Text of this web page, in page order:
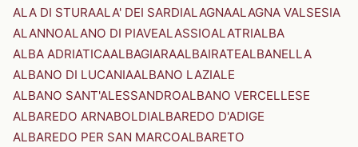
ALA DI STURAALA' DEI SARDIALAGNAALAGNA VALSESIA
ALANNOALANO DI PIAVEALASSIOALATRIALBA
ALBA ADRIATICAALBAGIARAALBAIRATEALBANELLA
ALBANO DI LUCANIAALBANO LAZIALE
ALBANO SANT'ALESSANDROALBANO VERCELLESE
ALBAREDO ARNABOLDIALBAREDO D'ADIGE
ALBAREDO PER SAN MARCOALBARETO